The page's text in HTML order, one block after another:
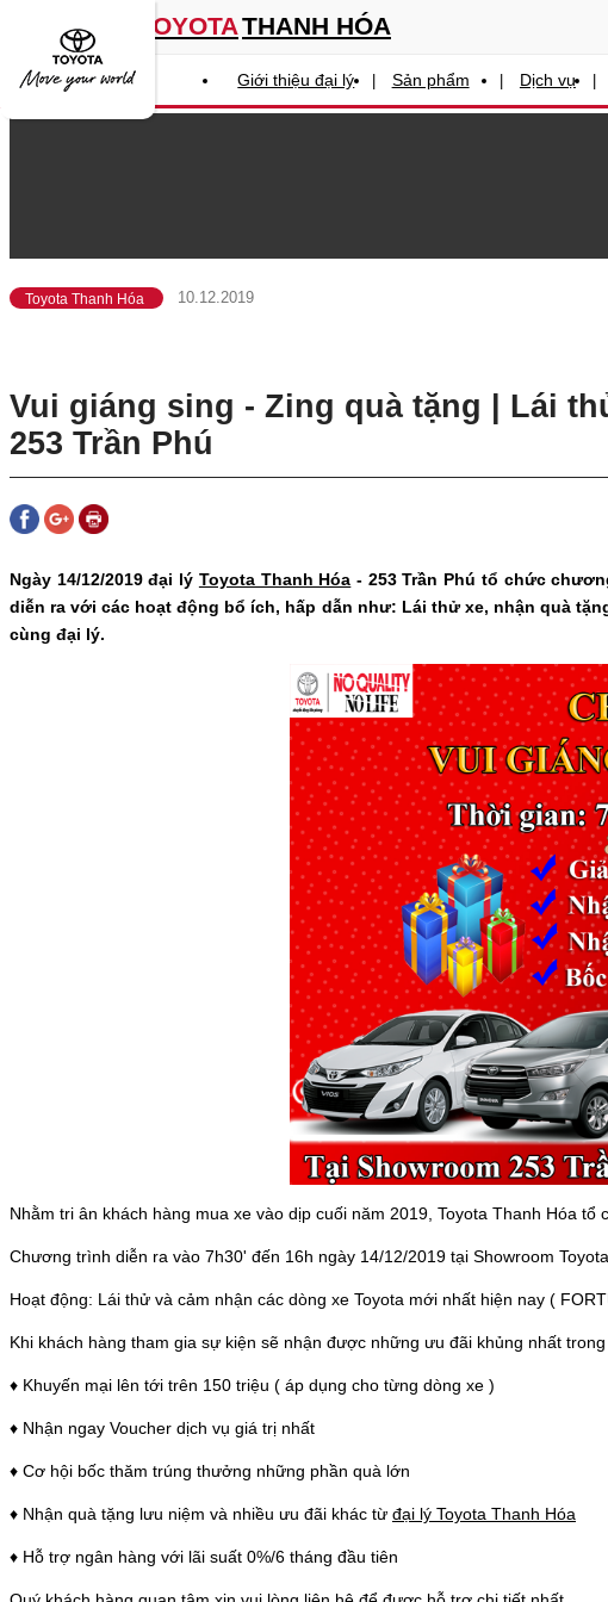
(Hotline)
Liên hệ
TOYOTATHANH HÓA
Giới thiệu đại lý Sản phẩm Dịch vụ
Toyota Thanh Hóa 10.12.2019
Vui giáng sing - Zing quà tặng | Lái
253 Trần Phú
Ngày 14/12/2019 đại lý Toyota Thanh Hóa - 253 Trần Phú tổ chức
diễn ra với các hoạt động bổ ích, hấp dẫn như: Lái thử xe, nhận quà
cùng đại lý.
Nhằm tri ân khách hàng mua xe vào dịp cuối năm 2019, Toyota Thanh Hóa
Chương trình diễn ra vào 7h30' đến 16h ngày 14/12/2019 tại Showroom
Hoạt động: Lái thử và cảm nhận các dòng xe Toyota mới nhất hiện nay (
Khi khách hàng tham gia sự kiện sẽ nhận được những ưu đãi khủng nhất
♦ Khuyến mại lên tới trên 150 triệu ( áp dụng cho từng dòng xe )
♦ Nhận ngay Voucher dịch vụ giá trị nhất
♦ Cơ hội bốc thăm trúng thưởng những phần quà lớn
♦ Nhận quà tặng lưu niệm và nhiều ưu đãi khác từ đại lý Toyota Thanh Hóa
♦ Hỗ trợ ngân hàng với lãi suất 0%/6 tháng đầu tiên